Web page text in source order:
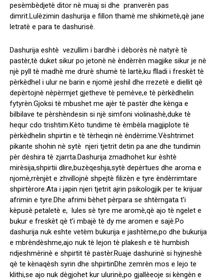
pesèmbèdjetè ditor nè muaj si dhe pranverèn pas
dimrit.Lulèzimin dashurija e fillon thamè me shikimetè,qè jane
letratè e para te dashurisè.
Dashurija eshtè vezullim i bardhè i dèborès nè natyrè tè
pastèr,tè duket sikur po jetonè nè èndèrrèn magjike sikur je nè
njè pyll tè madhè me drurè shumè tè lartè,ku flladi i freskèt tè
pèrkèdhel i ulur ne barin e njomè jeshil dhe rrezetè e diellit qè
depèrtojnè nèpèrmjet gjetheve tè pemève,e tè pèrkèdhelin
fytyrèn.Gjoksi tè mbushet me ajèr tè pastèr dhe kènga e
bilbilave te pèrshèndesin si njè simfoni violinashè,duke tè
hequr cdo trishtim.Kèto tundime tè èmbèla magjiplote tè
pèrkèdhelin shpirtin e tè tèrheqin nè èndèrrime.Vèshtrimet
pikante shohin nè sytè njeri tjetrit detin pa ane dhe tundimin
pèr dèshira tè zjarrta.Dashurija zmadhohet kur èshtè
mirèsija,shpirtii dlire,buzèqeshja,sytè depèrtues dhe aroma e
njomè,rrènjèt e zhvillojnè shpejtè filizèn e tyre èndèrrimtare
shpirtèrore.Ata i japin njeri tjetrit ajrin psikologjik per te krijuar
afrimin e tyre.Dhe afrimi bèhet pèrpara se shtèrngata t’i
kèpusè petaletè e, lules sè tyre me aromè,qè ajo tè ngelet e
bukur e freskèt qè t’i mbajè tè dy me aromen e sajè.Po
dashurija nuk eshte vetèm bukurija e jashtème,po dhe bukurija
e mbrèndèshme,ajo nuk tè lejon tè plakesh e tè humbish
ndjeshmèrinè e shpirtit tè pastèr.Ruaje dashurinè si hyjneshè
qè te kènaqèsh syrin dhe shpirtinDhe zemrèn mos e lejo te
klithi,se ajo nuk dègjohet kur ulurinè,po gjallèeoje si kèngèn e